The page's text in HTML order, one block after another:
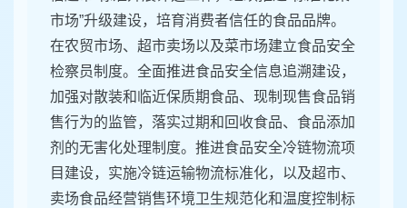
市场”升级建设，培育消费者信任的食品品牌。
在农贸市场、超市卖场以及菜市场建立食品安全
检察员制度。全面推进食品安全信息追溯建设，
加强对散装和临近保质期食品、现制现售食品销
售行为的监管，落实过期和回收食品、食品添加
剂的无害化处理制度。推进食品安全冷链物流项
目建设，实施冷链运输物流标准化，以及超市、
卖场食品经营销售环境卫生规范化和温度控制标